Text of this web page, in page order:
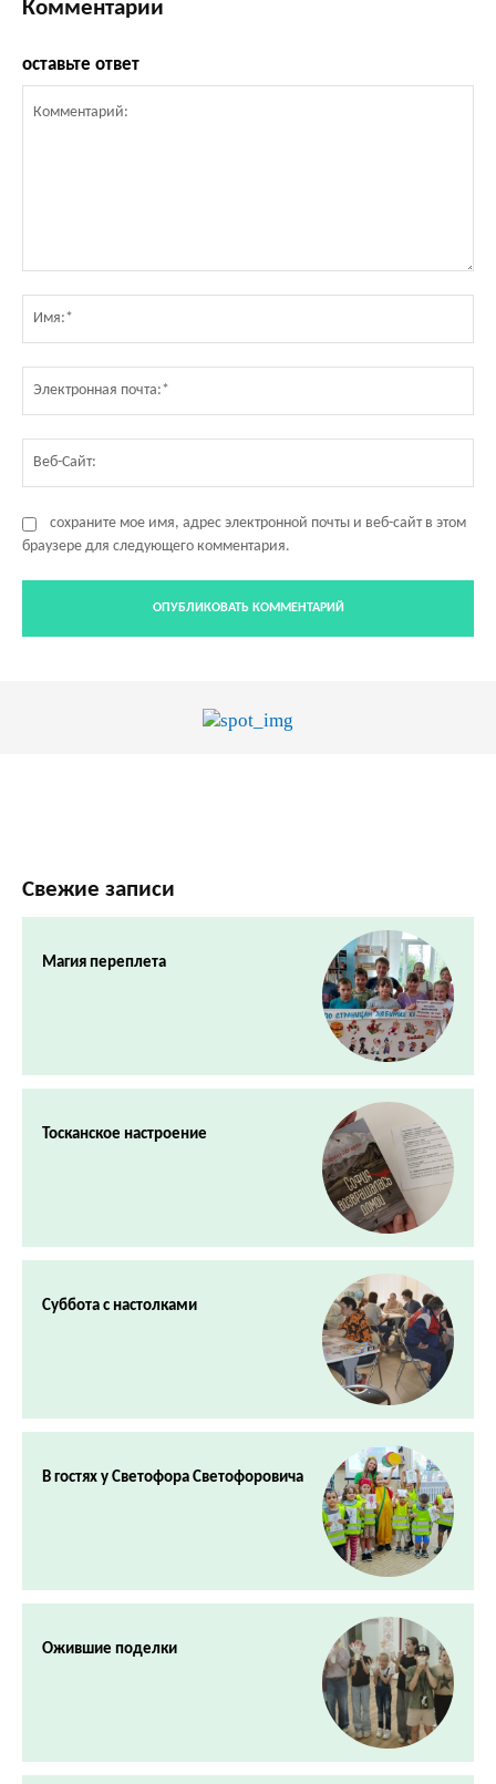
Комментарии
оставьте ответ
сохраните мое имя, адрес электронной почты и веб-сайт в этом
браузере для следующего комментария.
Свежие записи
Магия переплета
Тосканское настроение
Суббота с настолками
В гостях у Светофора Светофоровича
Ожившие поделки